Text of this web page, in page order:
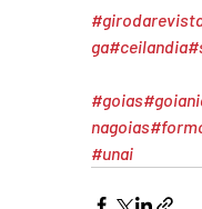
ga#ceilandia
#goias
nagoias
#unai